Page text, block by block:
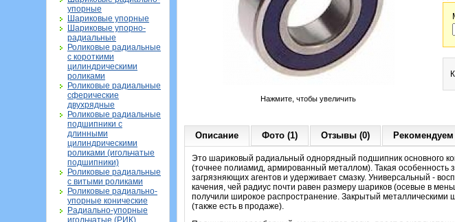
упорные
Шариковые упорные
Шариковые упорно-
радиальные
Роликовые радиальные
с короткими
цилиндрическими
роликами
Роликовые радиальные
сферические
двухрядные
Роликовые радиальные
подшипники с
длинными
цилиндрическими
роликами (игольчатые
подшипники)
Роликовые радиальные
с витыми роликами
Роликовые радиально-
упорные конические
Радиально-упорные
игольчатые (РИК)
Нажмите, чтобы увеличить
Описание Фото (1) Отзывы (0) Рекомендуем
Это шариковый радиальный однорядный подшипник основного
(точнее полиамид, армированный металлом). Такая
загрязняющих агентов и удерживает смазку. Универсальный -
качения, чей радиус почти равен размеру шариков (осевые в
получили широкое распространение. Закрытый
(также есть в продаже).